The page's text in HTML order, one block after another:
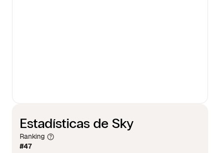
Estadísticas de Sky
Ranking
#47